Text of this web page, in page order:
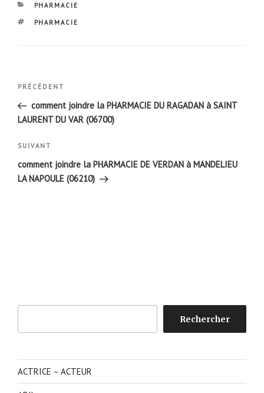
CATÉGORIES
PHARMACIE
ÉTIQUETTES
PHARMACIE
Navigation
l’article
Article
précédent
PRÉCÉDENT
comment joindre la PHARMACIE DU RAGADAN à SAINT
LAURENT DU VAR (06700)
Article
suivant
SUIVANT
comment joindre la PHARMACIE DE VERDAN à MANDELIEU
LA NAPOULE (06210)
Rechercher
ACTRICE – ACTEUR